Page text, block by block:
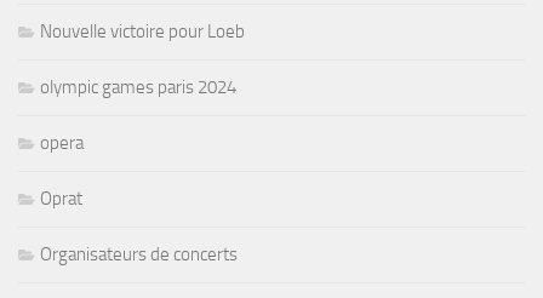
Nouvelle victoire pour Loeb
olympic games paris 2024
opera
Oprat
Organisateurs de concerts